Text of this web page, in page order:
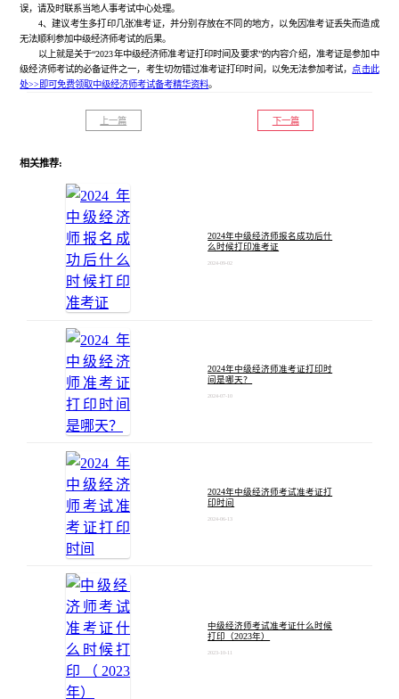
误，请及时联系当地人事考试中心处理。
4、建议考生多打印几张准考证，并分别存放在不同的地方，以免因准考证丢失而造成
无法顺利参加中级经济师考试的后果。
以上就是关于“2023年中级经济师准考证打印时间及要求”的内容介绍，准考证是参加中
级经济师考试的必备证件之一，考生切勿错过准考证打印时间，以免无法参加考试， 点击此
处>>即可免费领取中级经济师考试备考精华资料。
上一篇 下一篇
相关推荐:
2024年中级经济师报名成功后什
么时候打印准考证
2024-09-02
2024年中级经济师准考证打印时
间是哪天？
2024-07-10
2024年中级经济师考试准考证打
印时间
2024-06-13
中级经济师考试准考证什么时候
打印（2023年）
2023-10-11